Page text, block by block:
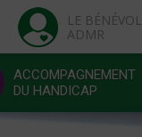
LE
ADMR
ACCOMPAGNEMENT
DU HANDICAP